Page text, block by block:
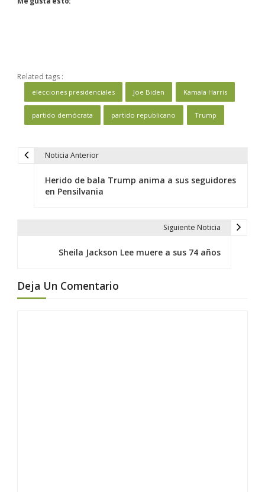
Related tags :
elecciones presidenciales Joe Biden Kamala Harris
partido demócrata partido republicano Trump
N
ó
n
Noticia Anterior
Herido de bala Trump anima a sus seguidores
en Pensilvania
Siguiente Noticia
Sheila Jackson Lee muere a sus 74 años
Deja Un Comentario